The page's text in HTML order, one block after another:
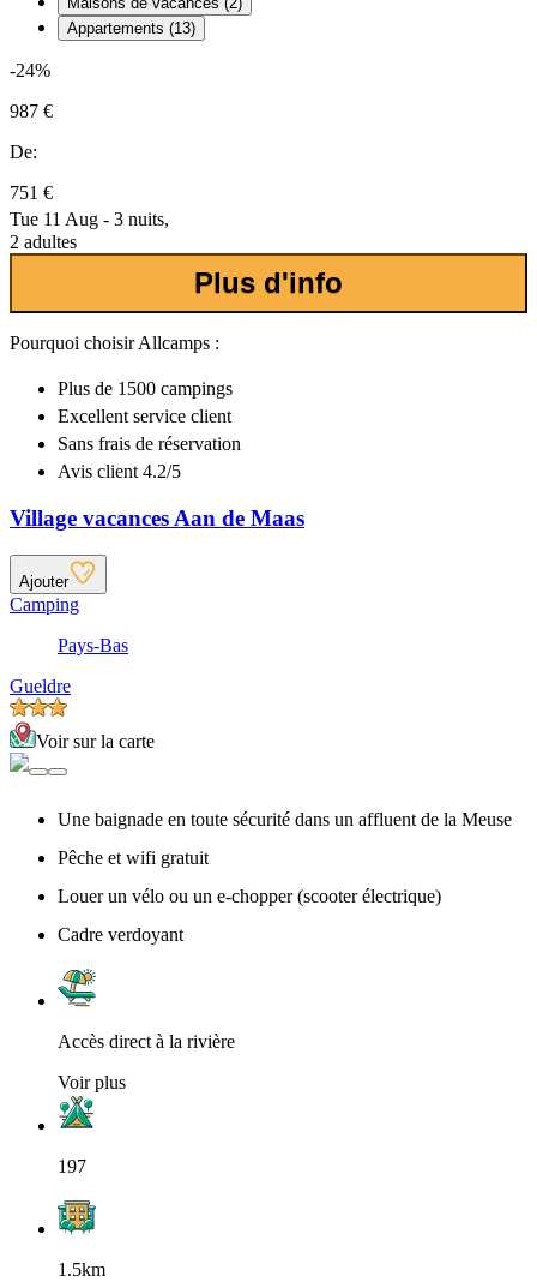
Appartements (13)
-24%
987 €
De:
751 €
Tue 11 Aug - 3 nuits,
2 adultes
Plus d'info
Pourquoi choisir Allcamps :
Plus de 1500 campings
Excellent service client
Sans frais de réservation
Avis client 4.2/5
Village vacances Aan de Maas
Ajouter
Camping
Pays-Bas
Gueldre
Voir sur la carte
Une baignade en toute sécurité dans un affluent de la Meuse
Pêche et wifi gratuit
Louer un vélo ou un e-chopper (scooter électrique)
Cadre verdoyant
Accès direct à la rivière
Voir plus
197
1.5km